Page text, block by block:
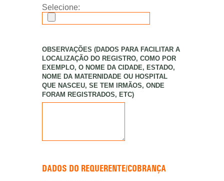
Selecione:
OBSERVAÇÕES (DADOS PARA FACILITAR A
LOCALIZAÇÃO DO REGISTRO, COMO POR
EXEMPLO, O NOME DA CIDADE, ESTADO,
NOME DA MATERNIDADE OU HOSPITAL
QUE NASCEU, SE TEM IRMÃOS, ONDE
FORAM REGISTRADOS, ETC)
DADOS DO REQUERENTE/COBRANÇA